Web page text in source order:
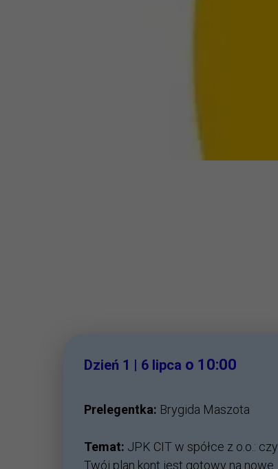
Dzień 1 | 6 lipca o 10:00
Prelegentka: Brygida Maszota
Temat: JPK CIT w spółce z o.o.: czy
Twój plan kont jest gotowy na nowe